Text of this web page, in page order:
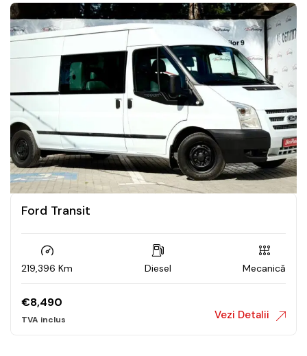
Ford Transit
219,396 Km Diesel Mecanică
€8,490
Vezi Detalii